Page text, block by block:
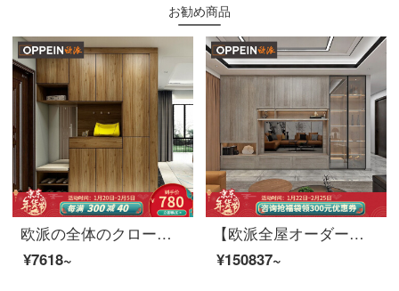
お勧め商品
欧派の全体のクローゼットは部屋全体をカスタマイズして、寝室のクローゼット間の下駄箱をオーダーメードして玄関に注文して、胡桃の木の前払い金をオーダーメードします。
¥7618~
【欧派全屋オーダーメイド15㎡コース】シンプルで豪華な6大空間オーダーメイド。寝室のクローゼットの家具オーダーメイド洛滨19800元15㎡セット価格
¥150837~